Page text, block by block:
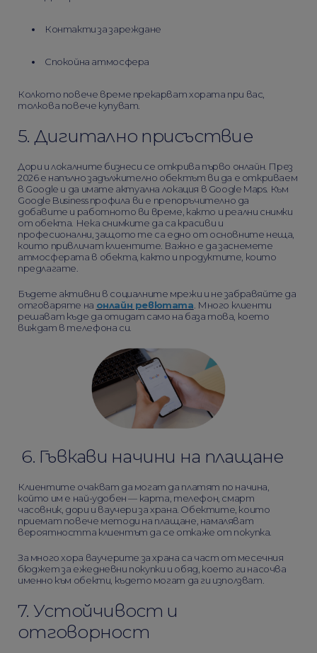
Контакти за зареждане
Спокойна атмосфера
Колкото повече време прекарват хората при вас,
толкова повече купуват.
5. Дигитално присъствие
Дори и локалните бизнеси се открива първо онлайн. През
2026 е напълно задължително обектът ви да е откриваем
в Google и да имате актуална локация в Google Maps. Към
Google Business профила ви е препоръчително да
добавите и работното ви време, както и реални снимки
от обекта. Нека снимките да са красиви и
професионални, защото те са едно от основните неща,
които привличат клиентите. Важно е да заснемете
атмосферата в обекта, както и продуктите, които
предлагате.
Бъдете активни в социалните мрежи и не забравяйте да
отговаряте на онлайн ревютата . Много клиенти
решават къде да отидат само на база това, което
виждат в телефона си.
6. Гъвкави начини на плащане
Клиентите очакват да могат да платят по начина,
който им е най-удобен — карта, телефон, смарт
часовник, дори и ваучери за храна. Обектите, които
приемат повече методи на плащане, намаляват
вероятността клиентът да се откаже от покупка.
За много хора ваучерите за храна са част от месечния
бюджет за ежедневни покупки и обяд, което ги насочва
именно към обекти, където могат да ги използват.
7. Устойчивост и
отговорност